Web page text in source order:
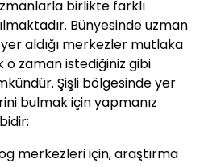
birlikte farklı
Bünyesinde uzman
aldığı merkezler mutlaka
o zaman istediğiniz gibi
Şişli bölgesinde yer
bulmak için yapmanız
merkezleri için, araştırma